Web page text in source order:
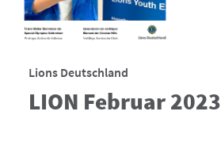
Lions Deutschland
LION Februar 2023